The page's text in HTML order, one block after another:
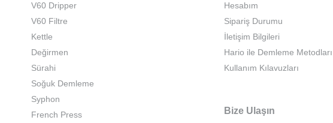
V60 Dripper
V60 Filtre
Kettle
Değirmen
Sürahi
Soğuk Demleme
Syphon
French Press
Hesabım
Sipariş Durumu
İletişim Bilgileri
Hario ile Demleme Metodları
Kullanım Kılavuzları
Bize Ulaşın